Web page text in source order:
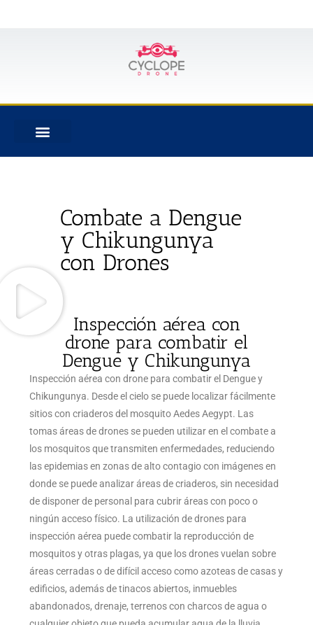
Combate a Dengue
y Chikungunya
con Drones
Inspección aérea con
drone para combatir el
Dengue y Chikungunya
Inspección aérea con drone para combatir el Dengue y
Chikungunya. Desde el cielo se puede localizar fácilmente
sitios con criaderos del mosquito Aedes Aegypt. Las
tomas áreas de drones se pueden utilizar en el combate a
los mosquitos que transmiten enfermedades, reduciendo
las epidemias en zonas de alto contagio con imágenes en
donde se puede analizar áreas de criaderos, sin necesidad
de disponer de personal para cubrir áreas con poco o
ningún acceso físico. La utilización de drones para
inspección aérea puede combatir la reproducción de
mosquitos y otras plagas, ya que los drones vuelan sobre
áreas cerradas o de difícil acceso como azoteas de casas y
edificios, además de tinacos abiertos, inmuebles
abandonados, drenaje, terrenos con charcos de agua o